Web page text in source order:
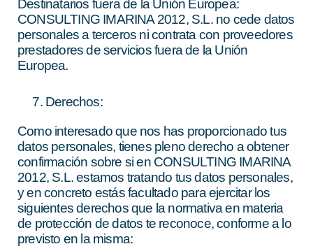
Destinatarios fuera de la Unión Europea:
CONSULTING IMARINA 2012, S.L. no cede datos
personales a terceros ni contrata con proveedores
prestadores de servicios fuera de la Unión
Europea.
Derechos:
Como interesado que nos has proporcionado tus
datos personales, tienes pleno derecho a obtener
confirmación sobre si en CONSULTING IMARINA
2012, S.L. estamos tratando tus datos personales,
y en concreto estás facultado para ejercitar los
siguientes derechos que la normativa en materia
de protección de datos te reconoce, conforme a lo
previsto en la misma: